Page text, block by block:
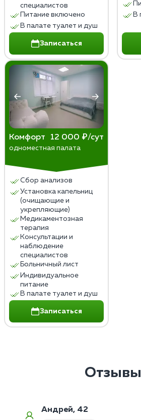
специалистов
Питание включено
В палате туалет и душ
Записаться
В
Комфорт 12 000 ₽/сут
одноместная палата
Сбор анализов
Установка капельниц
(очищающие и
укрепляющие)
Медикаментозная
терапия
Консультации и
наблюдение
специалистов
Больничный лист
Индивидуальное
питание
В палате туалет и душ
Записаться
Отзывы
Андрей, 42